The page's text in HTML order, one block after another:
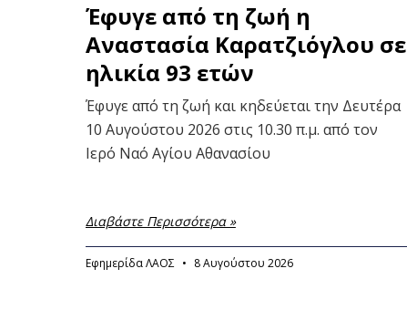
Έφυγε από τη ζωή η
Αναστασία Καρατζιόγλου σε
ηλικία 93 ετών
Έφυγε από τη ζωή και κηδεύεται την Δευτέρα
10 Αυγούστου 2026 στις 10.30 π.μ. από τον
Ιερό Ναό Αγίου Αθανασίου
Διαβάστε Περισσότερα »
Εφημερίδα ΛΑΟΣ 8 Αυγούστου 2026